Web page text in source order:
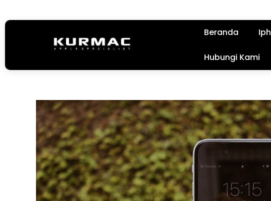
Beranda
Hubungi Kami